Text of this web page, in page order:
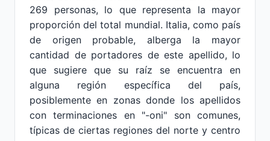
269 personas, lo que representa la mayor
proporción del total mundial. Italia, como país
de origen probable, alberga la mayor
cantidad de portadores de este apellido, lo
que sugiere que su raíz se encuentra en
alguna región específica del país,
posiblemente en zonas donde los apellidos
con terminaciones en "-oni" son comunes,
típicas de ciertas regiones del norte y centro